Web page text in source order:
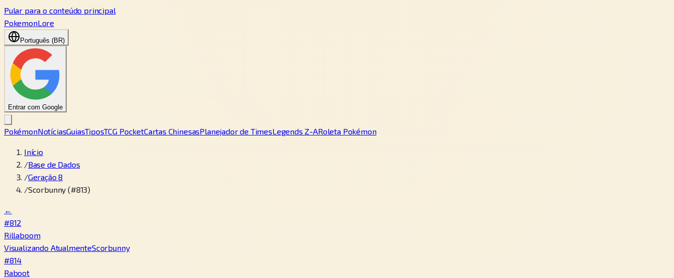
Pular para o conteúdo principal
PokemonLore
Português (BR)
Entrar com Google
PokémonNotíciasGuiasTiposTCG PocketCartas ChinesasPlanejador de TimesLegends Z-ARoleta Pokémon
Início
/Base de Dados
/Geração 8
/Scorbunny (#813)
←
#812
Rillaboom
Visualizando AtualmenteScorbunny
#814
Raboot